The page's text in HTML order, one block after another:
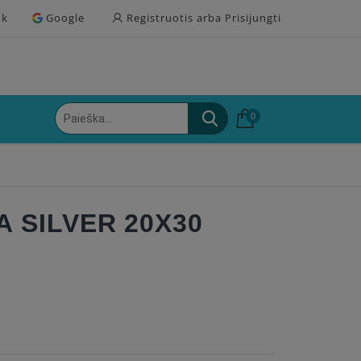
Google Registruotis arba Prisijungti
0
SILVER 20X30